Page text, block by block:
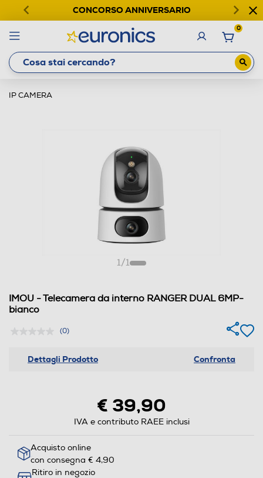
CONCORSO ANNIVERSARIO
0
IP CAMERA
1/1
IMOU - Telecamera da interno RANGER DUAL 6MP-
bianco
(0)
Dettagli Prodotto Confronta
€ 39,90
IVA e contributo RAEE inclusi
Acquisto online
con consegna € 4,90
Ritiro in negozio